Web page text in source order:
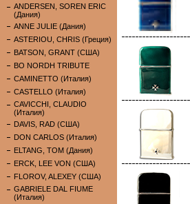
ANDERSEN, SOREN ERIC
(Дания)
ANNE JULIE (Дания)
ASTERIOU, CHRIS (Греция)
BATSON, GRANT (США)
BO NORDH TRIBUTE
CAMINETTO (Италия)
CASTELLO (Италия)
CAVICCHI, CLAUDIO
(Италия)
DAVIS, RAD (США)
DON CARLOS (Италия)
ELTANG, TOM (Дания)
ERCK, LEE VON (США)
FLOROV, ALEXEY (США)
GABRIELE DAL FIUME
(Италия)